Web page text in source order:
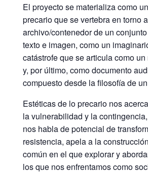
El proyecto se materializa como
precario que se vertebra en torno
archivo/contenedor de un
texto e imagen, como un
catástrofe que se articula como
y, por último, como documento
compuesto desde la filosofía de
Estéticas de lo precario nos
la vulnerabilidad y la
nos habla de potencial de
resistencia, apela a la
común en el que explorar y
los que nos enfrentamos como